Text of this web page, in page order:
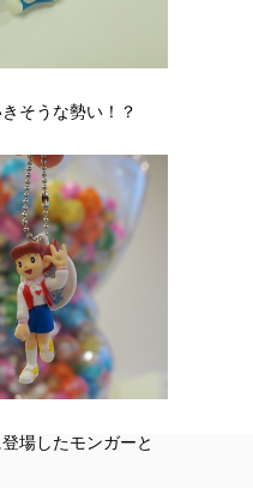
そうな勢い！？
場したモンガーと